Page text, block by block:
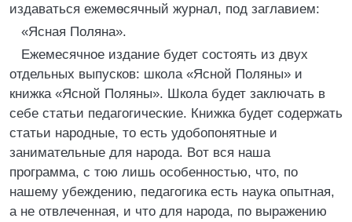
издаваться ежемѳсячный журнал, под заглавием:
«Ясная Поляна».
Ежемесячное издание будет состоять из двух
отдельных выпусков: школа «Ясной Поляны» и
книжка «Ясной Поляны». Школа будет заключать в
себе статьи педагогические. Книжка будет содержать
статьи народные, то есть удобопонятные и
занимательные для народа. Вот вся наша
программа, с тою лишь особенностью, что, по
нашему убеждению, педагогика есть наука опытная,
а не отвлеченная, и что для народа, по выражению